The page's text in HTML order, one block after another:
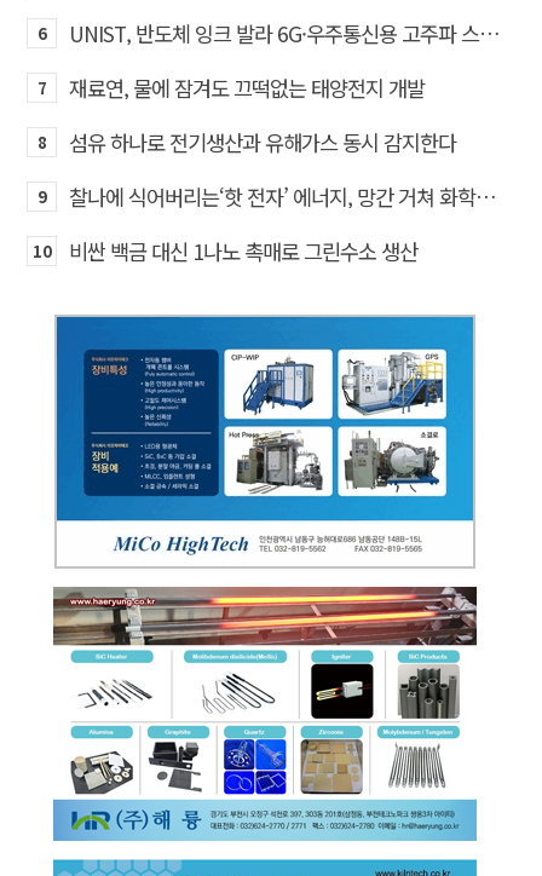
6 UNIST, 반도체 잉크 발라 6G·우주통신용 고주파 스위치 만든다
7 재료연, 물에 잠겨도 끄떡없는 태양전지 개발
8 섬유 하나로 전기생산과 유해가스 동시 감지한다
9 찰나에 식어버리는‘핫 전자’ 에너지, 망간 거쳐 화학반응에 쓴다
10 비싼 백금 대신 1나노 촉매로 그린수소 생산